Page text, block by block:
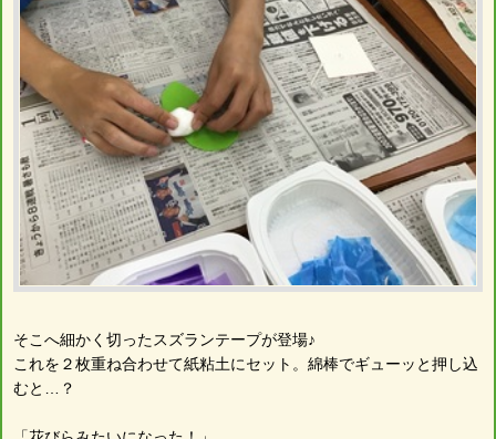
そこへ細かく切ったスズランテープが登場♪
これを２枚重ね合わせて紙粘土にセット。綿棒でギューッと押し込
むと…？